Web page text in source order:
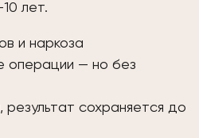
лет.
и наркоза
операции — но без
сохраняется до